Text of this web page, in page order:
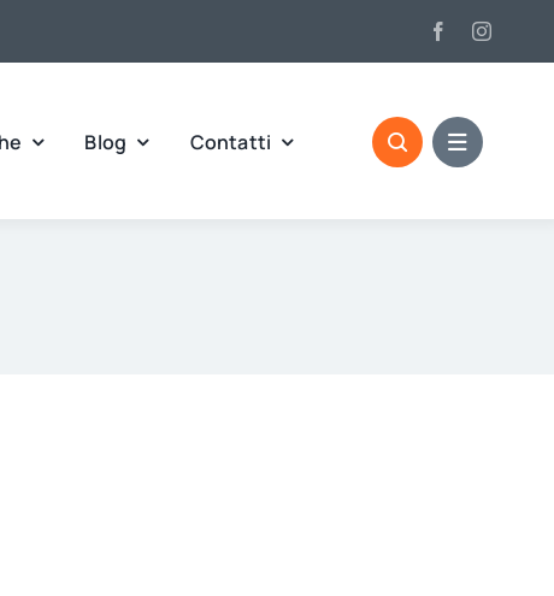
Blog Contatti